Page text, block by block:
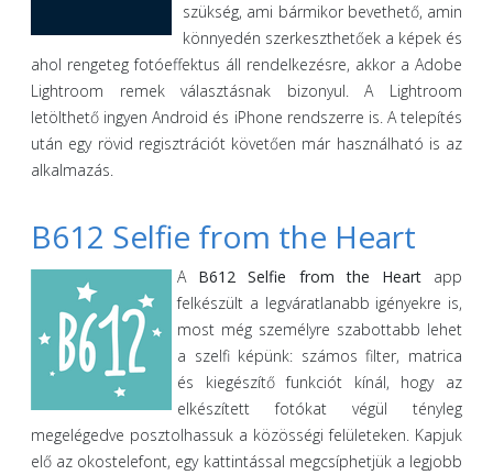
szükség, ami bármikor bevethető, amin
könnyedén szerkeszthetőek a képek és
ahol rengeteg fotóeffektus áll rendelkezésre, akkor a Adobe
Lightroom remek választásnak bizonyul. A Lightroom
letölthető ingyen Android és iPhone rendszerre is. A telepítés
után egy rövid regisztrációt követően már használható is az
alkalmazás.
B612 Selfie from the Heart
A B612 Selfie from the Heartapp
felkészült a legváratlanabb igényekre is,
most még személyre szabottabb lehet
a szelfi képünk: számos filter, matrica
és kiegészítő funkciót kínál, hogy az
elkészített fotókat végül tényleg
megelégedve posztolhassuk a közösségi felületeken. Kapjuk
elő az okostelefont, egy kattintással megcsíphetjük a legjobb